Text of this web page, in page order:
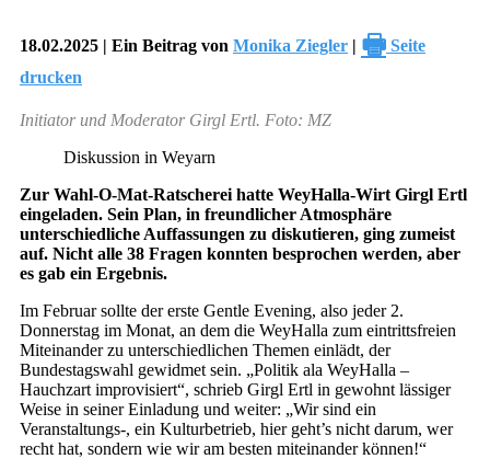
18.02.2025 | Ein Beitrag von Monika Ziegler | 🖶 Seite
drucken
Initiator und Moderator Girgl Ertl. Foto: MZ
Diskussion in Weyarn
Zur Wahl-O-Mat-Ratscherei hatte WeyHalla-Wirt Girgl Ertl
eingeladen. Sein Plan, in freundlicher Atmosphäre
unterschiedliche Auffassungen zu diskutieren, ging zumeist
auf. Nicht alle 38 Fragen konnten besprochen werden, aber
es gab ein Ergebnis.
Im Februar sollte der erste Gentle Evening, also jeder 2.
Donnerstag im Monat, an dem die WeyHalla zum eintrittsfreien
Miteinander zu unterschiedlichen Themen einlädt, der
Bundestagswahl gewidmet sein. „Politik ala WeyHalla –
Hauchzart improvisiert“, schrieb Girgl Ertl in gewohnt lässiger
Weise in seiner Einladung und weiter: „Wir sind ein
Veranstaltungs-, ein Kulturbetrieb, hier geht’s nicht darum, wer
recht hat, sondern wie wir am besten miteinander können!“